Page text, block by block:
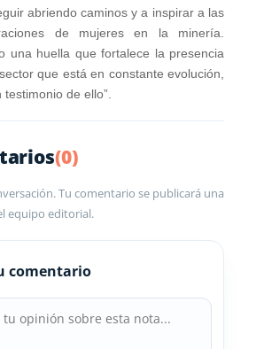
abriendo caminos y a inspirar a las
de mujeres en la minería.
una huella que fortalece la presencia
que está en constante evolución,
de ello”.
(0)
Tu comentario se publicará una
equipo editorial.
comentario